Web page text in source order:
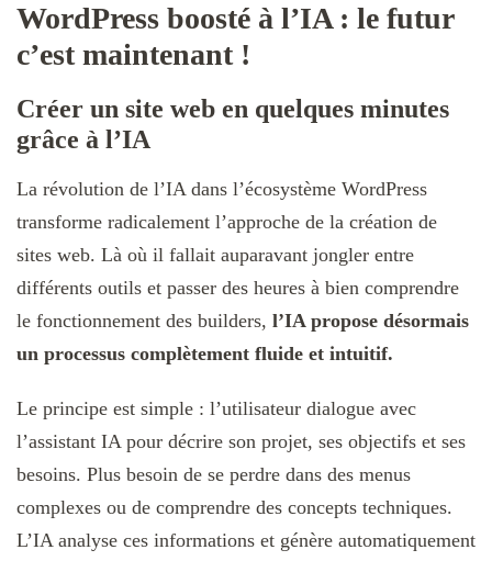
WordPress boosté à l’IA : le futur
c’est maintenant !
Créer un site web en quelques minutes
grâce à l’IA
La révolution de l’IA dans l’écosystème WordPress
transforme radicalement l’approche de la création de
sites web. Là où il fallait auparavant jongler entre
différents outils et passer des heures à bien comprendre
le fonctionnement des builders, l’IA propose désormais
un processus complètement fluide et intuitif.
Le principe est simple : l’utilisateur dialogue avec
l’assistant IA pour décrire son projet, ses objectifs et ses
besoins. Plus besoin de se perdre dans des menus
complexes ou de comprendre des concepts techniques.
L’IA analyse ces informations et génère automatiquement